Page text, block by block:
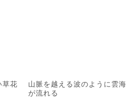
草花
山脈を越える波のように雲海
が流れる